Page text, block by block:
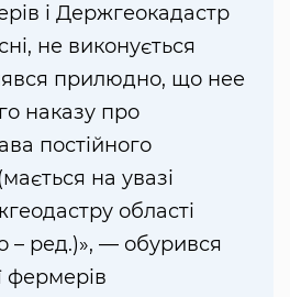
і Держгеокадастр
не виконується
прилюдно, що нее
наказу про
постійного
на увазі
області
– ред.)», — обурився
фермерів